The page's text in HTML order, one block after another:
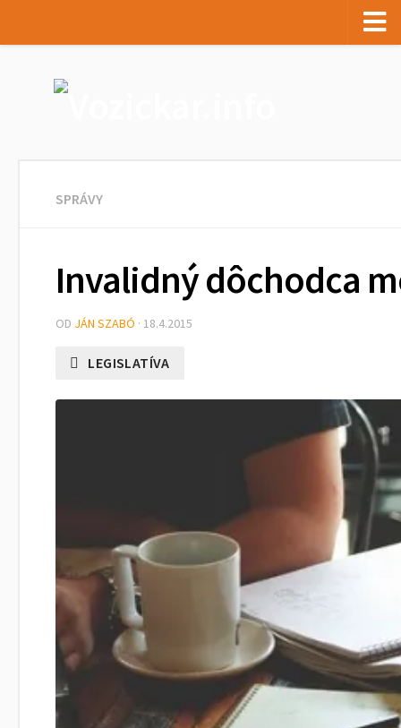
Zábava
Autá
KIOSK
VOZICKARMAP
Obliekanie tetraplegika
Presuny do auta
Presuny na posteľ
Presun do vane
Presun do bazéna
SPRÁVY
Invalidný dôchodca
OD JÁN SZABÓ · 18.4.2015
LEGISLATÍVA